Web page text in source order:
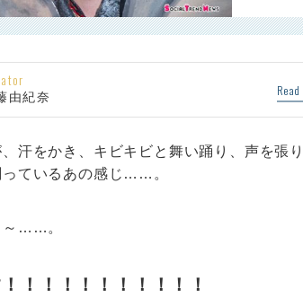
由紀奈
汗をかき、キビキビと舞い踊り、声を張
っているあの感じ……。
～……。
！！！！！！！！！！